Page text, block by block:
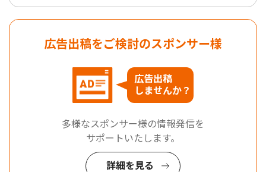
広告出稿をご検討のスポンサー様
広告出稿
しませんか？
多様なスポンサー様の情報発信を
サポートいたします。
詳細を見る